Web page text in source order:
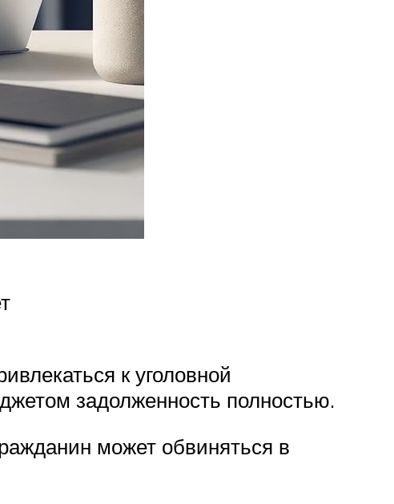
к уголовной
задолженность полностью.
может обвиняться в